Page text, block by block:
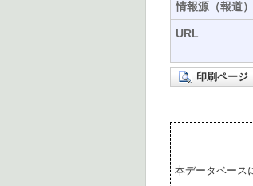
情報源（報道）
URL
印刷ページ
本データベース